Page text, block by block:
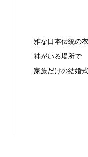
雅な日本伝統の
神がいる場所で
家族だけの結婚式